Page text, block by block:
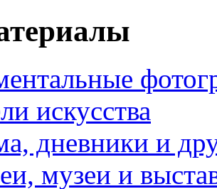
искусства
дневники и
музеи и